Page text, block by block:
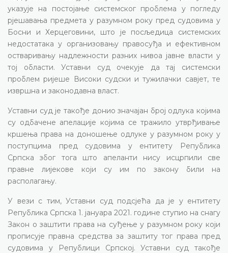
указује на постојање системског проблема у погледу
рјешавања предмета у разумном року пред судовима у
Босни и Херцеговини, што је посљедица системских
недостатака у организовању правосуђа и ефективном
остваривању надлежности разних нивоа јавне власти у
тој области. Уставни суд очекује да тај системски
проблем ријеше Високи судски и тужилачки савјет, те
извршна и законодавна власт.
Уставни суд је такође донио значајан број одлука којима
су одбачене апелације којима се тражило утврђивање
кршења права на доношење одлуке у разумном року у
поступцима пред судовима у ентитету Република
Српска због тога што апеланти нису исцрпили све
правне лијекове који су им по закону били на
располагању.
У вези с тим, Уставни суд подсјећа да је у ентитету
Република Српска 1. јануара 2021. године ступио на снагу
Закон о заштити права на суђење у разумном року који
прописује правна средства за заштиту тог права пред
судовима у Републици Српској. Уставни суд такође